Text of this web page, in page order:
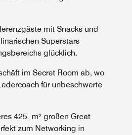
mit Snacks und
Superstars
glücklich.
im Secret Room ab, wo
für unbeschwerte
425 m² großen Great
zum Networking in